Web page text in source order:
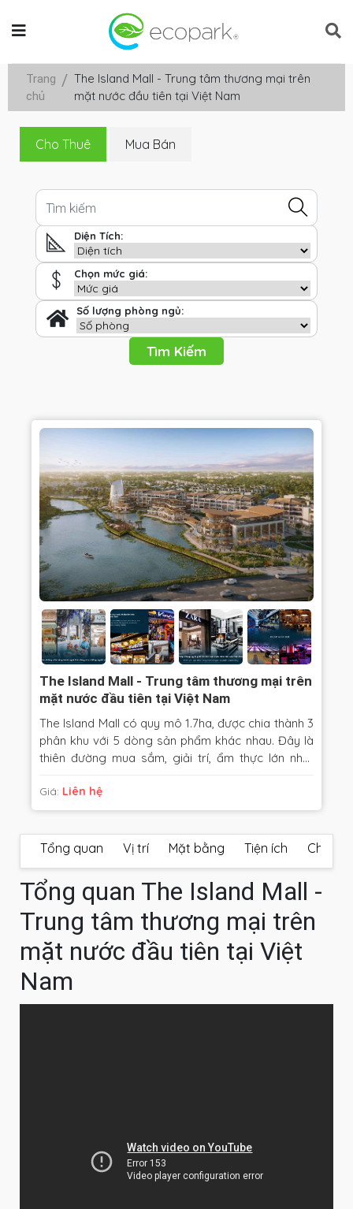
Trang
chủ
The Island Mall - Trung tâm thương mại trên
mặt nước đầu tiên tại Việt Nam
Cho Thuê Mua Bán
Diện Tích:
Chọn mức giá:
Số lượng phòng ngủ:
Tìm Kiếm
The Island Mall - Trung tâm thương mại trên
mặt nước đầu tiên tại Việt Nam
The Island Mall có quy mô 1.7ha, được chia thành 3
phân khu với 5 dòng sản phẩm khác nhau. Đây là
thiên đường mua sắm, giải trí, ẩm thực lớn nhất
tượng hiện đại với sự lãng mạn, kín đáo, mộng mơ.
Đây cũng là dự án này hội tụ đầy đủ các yếu tố
hữu.
Giá: Liên hệ
Tổng quan Vị trí Mặt bằng Tiện ích Chủ
Tổng quan The Island Mall -
Trung tâm thương mại trên
mặt nước đầu tiên tại Việt
Nam